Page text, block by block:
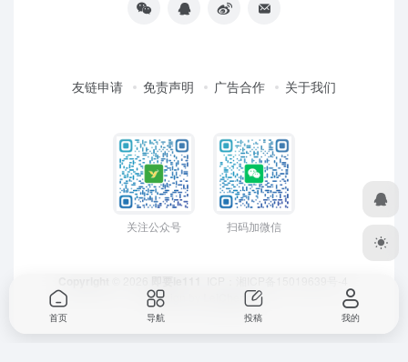
友链申请 免责声明 广告合作 关于我们
关注公众号 扫码加微信
Design by
LeiCheng
首页 导航 投稿 我的